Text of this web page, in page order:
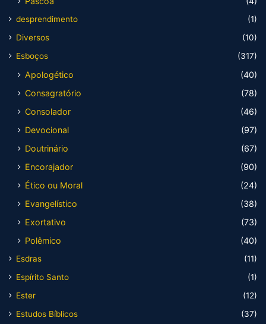
desprendimento
(1)
Diversos
(10)
Esboços
(317)
Apologético
(40)
Consagratório
(78)
Consolador
(46)
Devocional
(97)
Doutrinário
(67)
Encorajador
(90)
Ético ou Moral
(24)
Evangelístico
(38)
Exortativo
(73)
Polêmico
(40)
Esdras
(11)
Espírito Santo
(1)
Ester
(12)
Estudos Bíblicos
(37)